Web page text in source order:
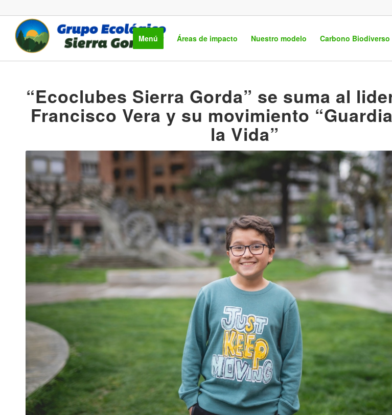
Menú Áreas de impacto Nuestro modelo Carbono Biodiverso
“Ecoclubes Sierra Gorda” se suma al
Francisco Vera y su movimiento
la Vida”